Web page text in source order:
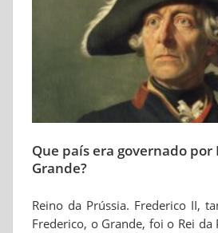
Que país era governado por
Grande?
Reino da Prússia. Frederico II,
Frederico, o Grande, foi o Rei da